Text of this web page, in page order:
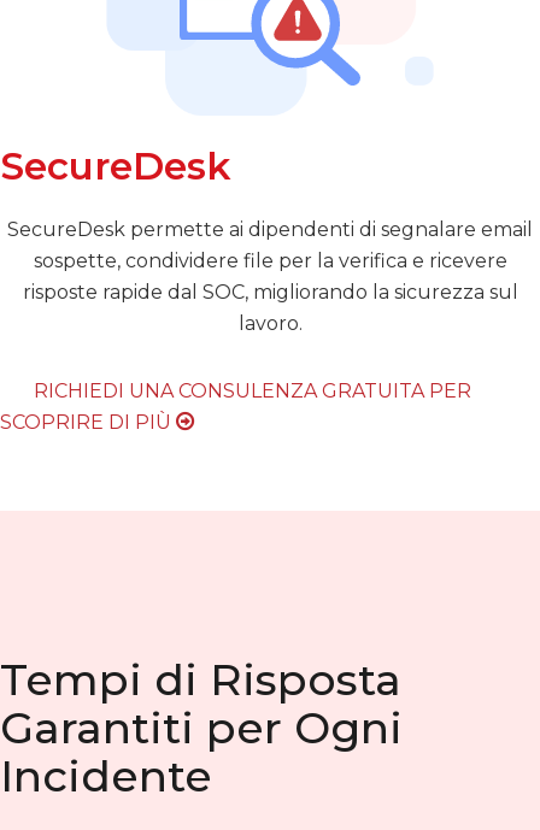
SecureDesk
SecureDesk permette ai dipendenti di segnalare email
sospette, condividere file per la verifica e ricevere
risposte rapide dal SOC, migliorando la sicurezza sul
lavoro.
RICHIEDI UNA CONSULENZA GRATUITA PER
SCOPRIRE DI PIÙ
Tempi di Risposta
Garantiti per Ogni
Incidente